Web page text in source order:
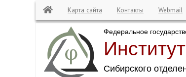
Карта сайта Контакты Webmail